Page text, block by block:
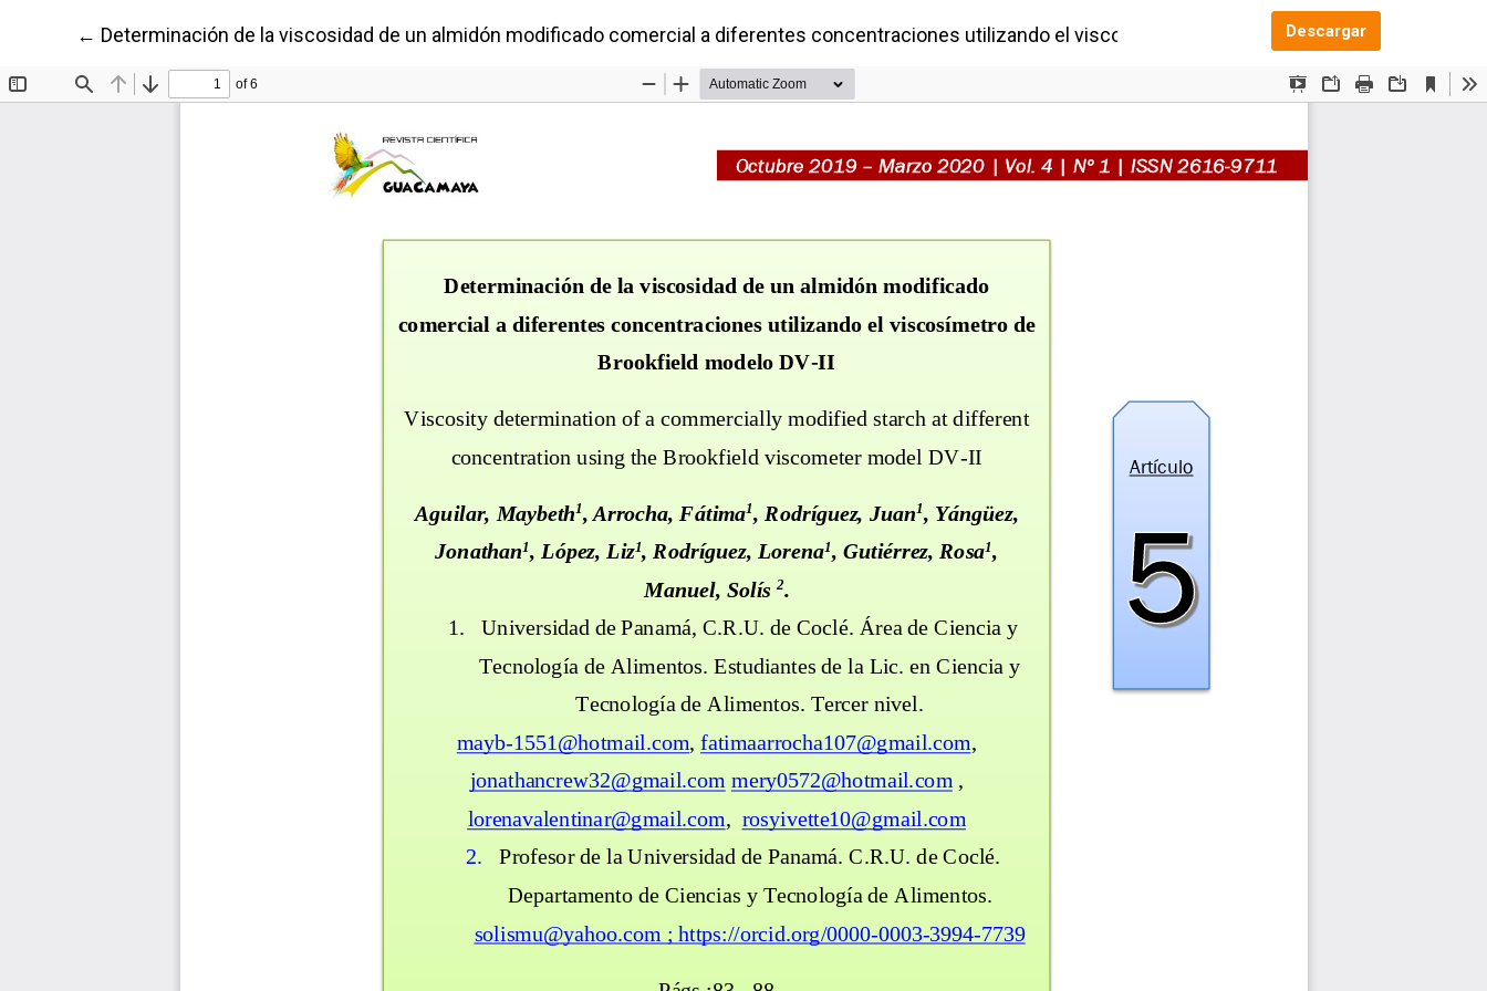
← Volver a los detalles del artículo
Determinación de la viscosidad de un almidón modificado comercial a diferentes concentraciones utilizando el viscosímetro de Brookfield modelo DV-II
DescargarDescargar PDF